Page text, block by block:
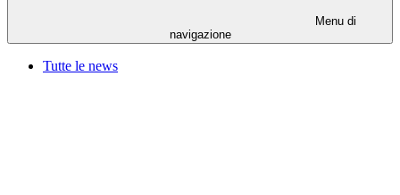
Menu di
navigazione
Tutte le news